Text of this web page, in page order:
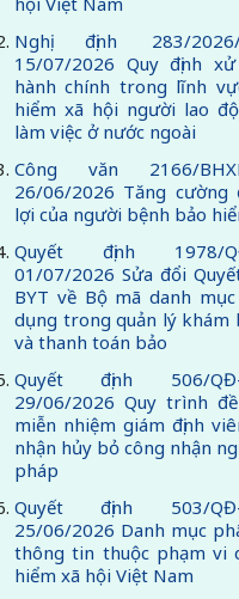
Nghị định 283/
15/07/2026 Quy định
hành chính trong lĩnh
hiểm xã hội người lao
làm việc ở nước ngoài
Công văn 2166/
26/06/2026 Tăng cường
lợi của người bệnh bảo
Quyết định 1978/
01/07/2026 Sửa đổi
BYT về Bộ mã danh
dụng trong quản lý khám
và thanh toán bảo
Quyết định 506/
29/06/2026 Quy trình
miễn nhiệm giám định
nhận hủy bỏ công nhận
pháp
Quyết định 503/
25/06/2026 Danh mục
thông tin thuộc phạm vi
hiểm xã hội Việt Nam